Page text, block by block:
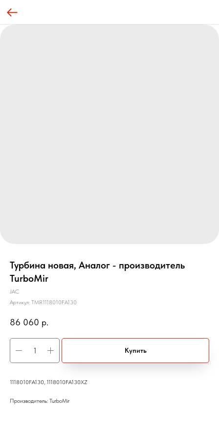
Турбина новая, Аналог - производитель
TurboMir
JAC
Артикул: TMR1118010FA130
86 060 р.
Купить
1118010FA130, 1118010FA130XZ
Производитель: TurboMir